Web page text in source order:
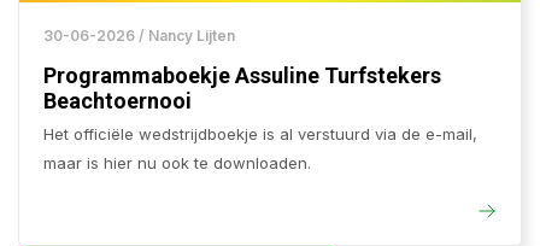
30-06-2026 / Nancy Lijten
Programmaboekje Assuline Turfstekers
Beachtoernooi
Het officiële wedstrijdboekje is al verstuurd via de e-mail,
maar is hier nu ook te downloaden.